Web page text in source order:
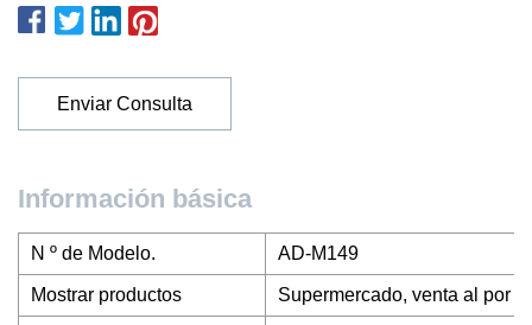
Enviar Consulta
Información básica
N º de Modelo. AD-M149
Mostrar productos Supermercado, venta al por